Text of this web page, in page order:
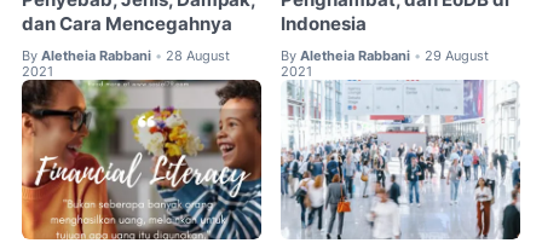
dan Cara Mencegahnya
By Aletheia Rabbani • 28 August
2021
Indonesia
By Aletheia Rabbani • 29 August
2021